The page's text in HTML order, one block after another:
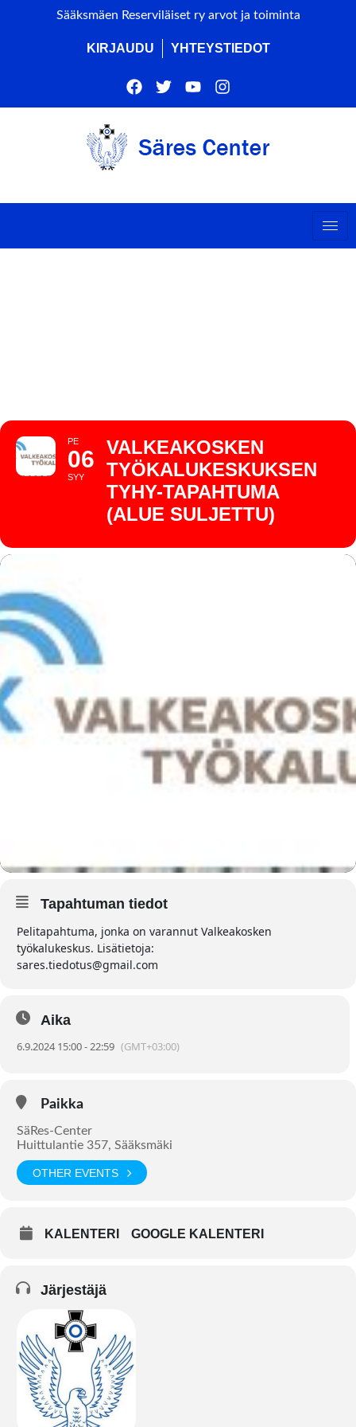
Sääksmäen Reserviläiset ry arvot ja toiminta
KIRJAUDU YHTEYSTIEDOT
PE
06
SYY
VALKEAKOSKEN
TYÖKALUKESKUKSEN
TYHY-TAPAHTUMA
(ALUE SULJETTU)
Tapahtuman tiedot
Pelitapahtuma, jonka on varannut Valkeakosken
työkalukeskus. Lisätietoja:
sares.tiedotus@gmail.com
Aika
6.9.2024 15:00 - 22:59 (GMT+03:00)
Paikka
SäRes-Center
Huittulantie 357, Sääksmäki
OTHER EVENTS
KALENTERI GOOGLE KALENTERI
Järjestäjä